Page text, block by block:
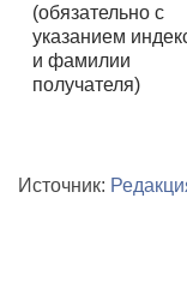
(обязательно с
указанием
и фамилии
получателя)
Источник: